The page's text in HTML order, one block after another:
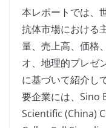
本レポートでは、
抗体市場における
量、売上高、価格
オ、地理的プレゼ
に基づいて紹介し
要企業には、Sino
Scientific (China)